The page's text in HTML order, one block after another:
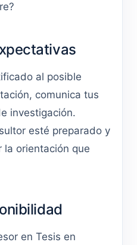
al posible
comunica tus
investigación.
esté preparado y
la orientación que
en Tesis en